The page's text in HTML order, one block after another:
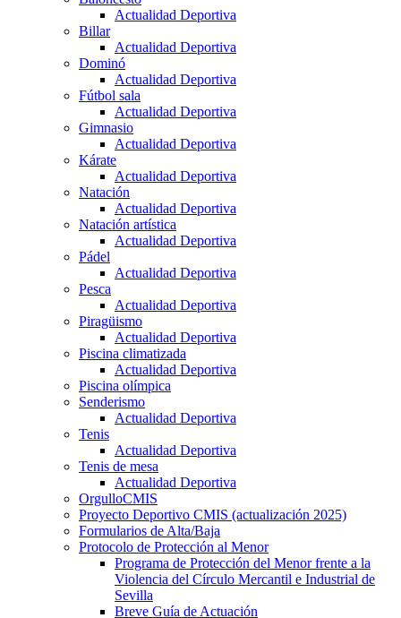
Actualidad Deportiva
Billar
Actualidad Deportiva
Dominó
Actualidad Deportiva
Fútbol sala
Actualidad Deportiva
Gimnasio
Actualidad Deportiva
Kárate
Actualidad Deportiva
Natación
Actualidad Deportiva
Natación artística
Actualidad Deportiva
Pádel
Actualidad Deportiva
Pesca
Actualidad Deportiva
Piragüismo
Actualidad Deportiva
Piscina climatizada
Actualidad Deportiva
Piscina olímpica
Senderismo
Actualidad Deportiva
Tenis
Actualidad Deportiva
Tenis de mesa
Actualidad Deportiva
OrgulloCMIS
Proyecto Deportivo CMIS (actualización 2025)
Formularios de Alta/Baja
Protocolo de Protección al Menor
Programa de Protección del Menor frente a la
Violencia del Círculo Mercantil e Industrial de
Sevilla
Breve Guía de Actuación